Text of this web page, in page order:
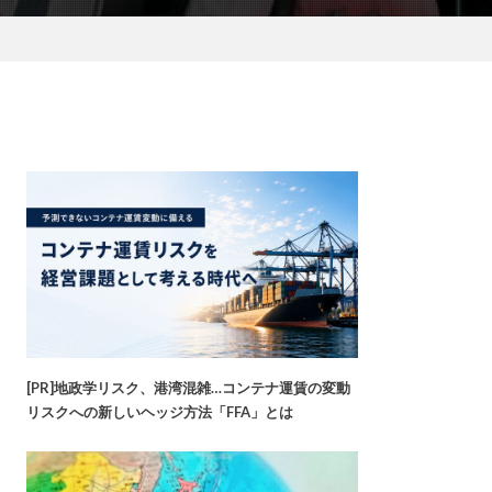
[PR]地政学リスク、港湾混雑…コンテナ運賃の変動
リスクへの新しいヘッジ方法「FFA」とは